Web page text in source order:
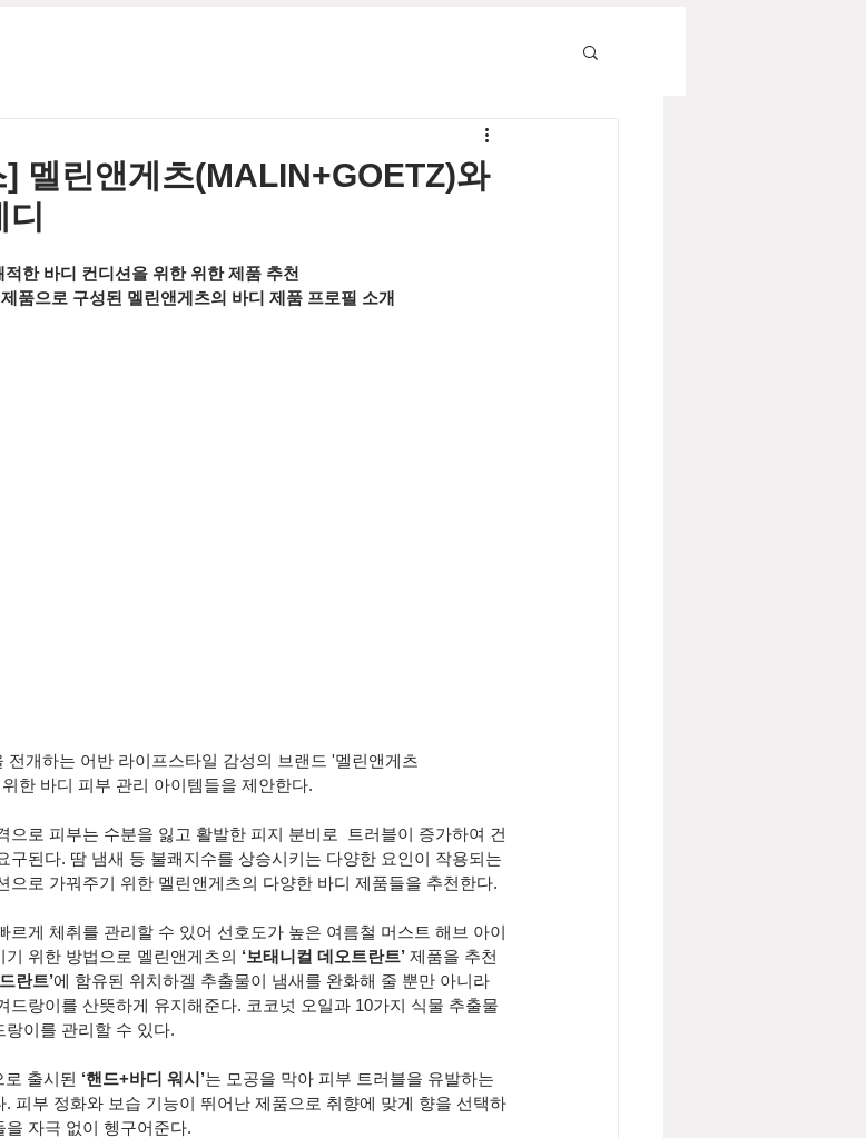
멜린앤게츠(MALIN+GOETZ)와
적한 바디 컨디션을 위한 위한 제품 추천
품으로 구성된 멜린앤게츠의 바디 제품 프로필 소개
개하는 어반 라이프스타일 감성의 브랜드 '멜린앤게츠
한 바디 피부 관리 아이템들을 제안한다.
구된다. 땀 냄새 등 불쾌지수를 상승시키는 다양한 요인이 작용되는
으로 가꿔주기 위한 멜린앤게츠의 다양한 바디 제품들을 추천한다.
게 체취를 관리할 수 있어 선호도가 높은 여름철 머스트 해브 아이
위한 방법으로 멜린앤게츠의 ‘보태니컬 데오트란트’ 제품을 추천
란트’에 함유된 위치하겔 추출물이 냄새를 완화해 줄 뿐만 아니라
드랑이를 산뜻하게 유지해준다. 코코넛 오일과 10가지 식물 추출물
이를 관리할 수 있다.
로 출시된 ‘핸드+바디 워시’는 모공을 막아 피부 트러블을 유발하는
피부 정화와 보습 기능이 뛰어난 제품으로 취향에 맞게 향을 선택하
자극 없이 헹구어준다.